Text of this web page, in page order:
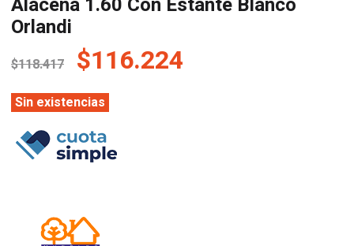
Orlandi
$118.417 El
precio
original
era:
$118.417.
$116.224
Sin existencias